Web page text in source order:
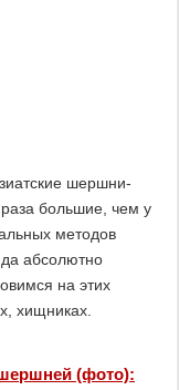
шершни-
большие, чем у
методов
абсолютно
на этих
хищниках.
(фото):